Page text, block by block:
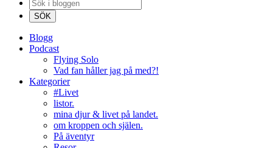
Blogg
Podcast
Flying Solo
Vad fan håller jag på med?!
Kategorier
#Livet
listor.
mina djur & livet på landet.
om kroppen och själen.
På äventyr